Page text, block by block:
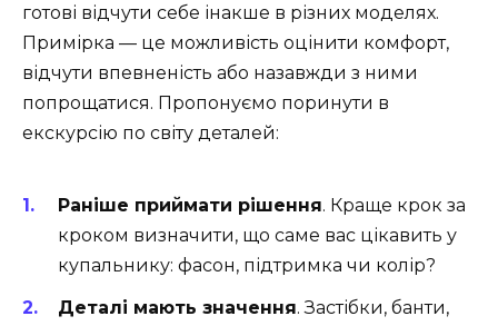
готові відчути себе інакше в різних моделях.
Примірка — це можливість оцінити комфорт,
відчути впевненість або назавжди з ними
попрощатися. Пропонуємо поринути в
екскурсію по світу деталей:
Раніше приймати рішення. Краще крок за
кроком визначити, що саме вас цікавить у
купальнику: фасон, підтримка чи колір?
Деталі мають значення. Застібки, банти,